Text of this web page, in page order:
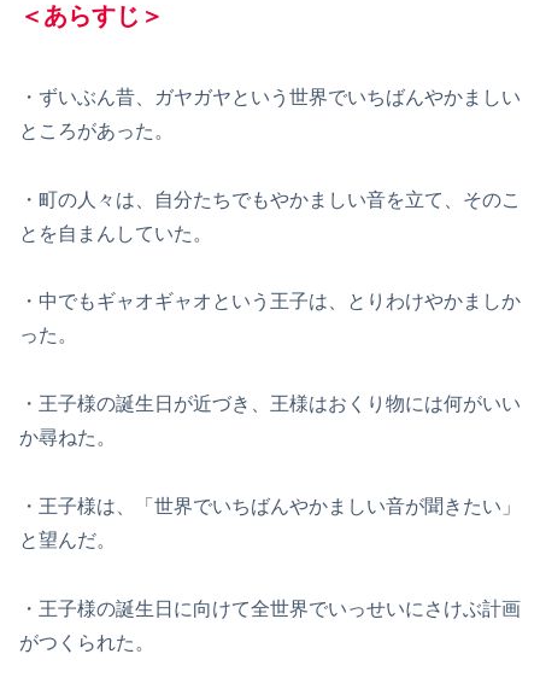
＜あらすじ＞
・ずいぶん昔、ガヤガヤという世界でいちばんやかましい
ところがあった。
・町の人々は、自分たちでもやかましい音を立て、そのこ
とを自まんしていた。
・中でもギャオギャオという王子は、とりわけやかましか
った。
・王子様の誕生日が近づき、王様はおくり物には何がいい
か尋ねた。
・王子様は、「世界でいちばんやかましい音が聞きたい」
と望んだ。
・王子様の誕生日に向けて全世界でいっせいにさけぶ計画
がつくられた。